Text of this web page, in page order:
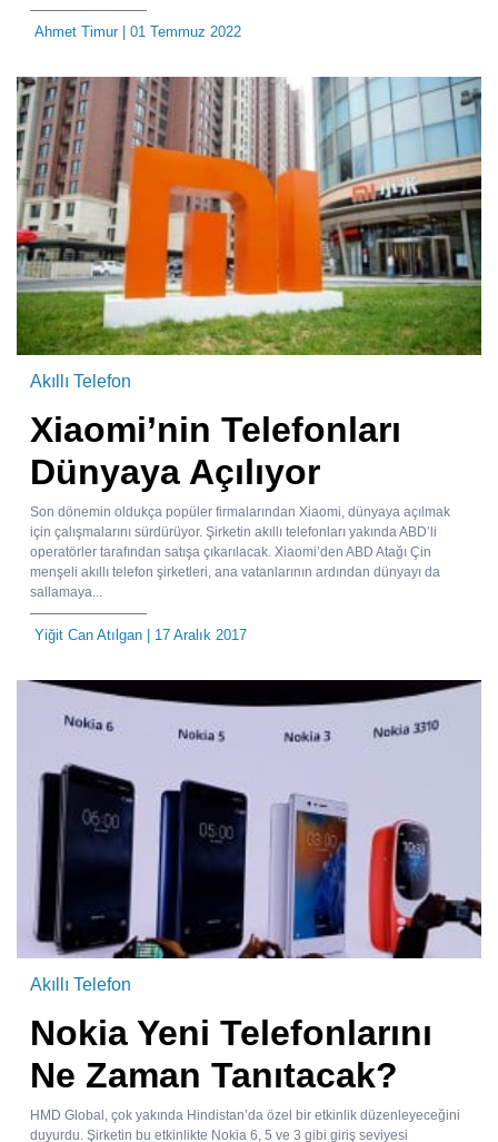
Ahmet Timur| 01 Temmuz 2022
Akıllı Telefon
Xiaomi’nin Telefonları
Dünyaya Açılıyor
Son dönemin oldukça popüler firmalarından Xiaomi, dünyaya açılmak
için çalışmalarını sürdürüyor. Şirketin akıllı telefonları yakında ABD’li
operatörler tarafından satışa çıkarılacak. Xiaomi’den ABD Atağı Çin
menşeli akıllı telefon şirketleri, ana vatanlarının ardından dünyayı da
sallamaya...
Yiğit Can Atılgan | 17 Aralık 2017
Akıllı Telefon
Nokia Yeni Telefonlarını
Ne Zaman Tanıtacak?
HMD Global, çok yakında Hindistan’da özel bir etkinlik düzenleyeceğini
duyurdu. Şirketin bu etkinlikte Nokia 6, 5 ve 3 gibi giriş seviyesi